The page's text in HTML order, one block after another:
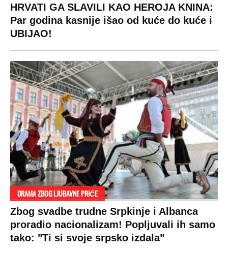
HRVATI GA SLAVILI KAO HEROJA KNINA:
Par godina kasnije išao od kuće do kuće i
UBIJAO!
DRAMA ZBOG LJUBAVNE PRIČE
Zbog svadbe trudne Srpkinje i Albanca
proradio nacionalizam! Popljuvali ih samo
tako: "Ti si svoje srpsko izdala"